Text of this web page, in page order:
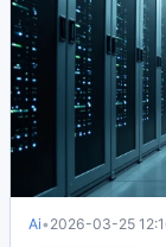
Ai• 2026-03-25